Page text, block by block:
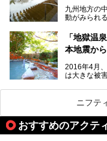
設・家族風
ご紹介。ぜ
九州地方の
動がみられ
す。
そんな熊本
泉県でもあ
出すスーパ
をピックア
「地獄温
本地震か
2016年4月
は大きな被
阿蘇山麓の
荘」から
館」の2軒
期は孤立状
温泉」と「
ん。
ニフテ
おすすめのアクテ